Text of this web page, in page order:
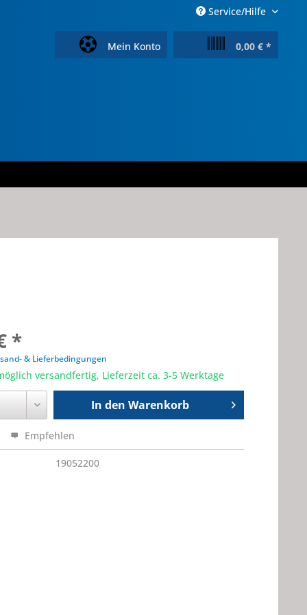
Service/Hilfe
Mein Konto 0,00 € *
*
& Lieferbedingungen
versandfertig, Lieferzeit ca. 3-5 Werktage
In den Warenkorb
Empfehlen
19052200